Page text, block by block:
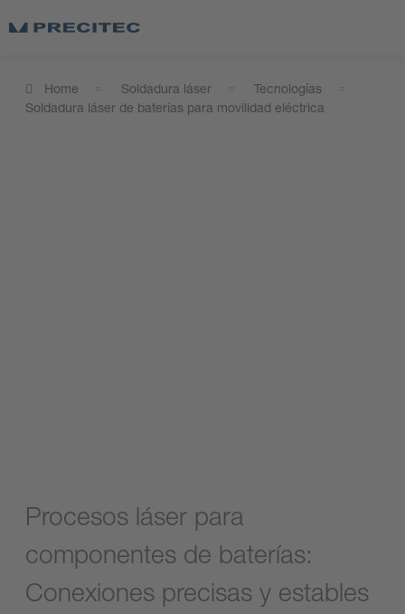
Home Soldadura láser
Tecnologías
Soldadura láser de baterías para movilidad eléctrica
Procesos láser para
componentes de baterías:
Conexiones precisas y estables